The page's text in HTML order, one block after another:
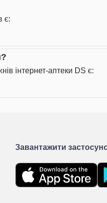
є:
інтернет-аптеки DS є:
Завантажити